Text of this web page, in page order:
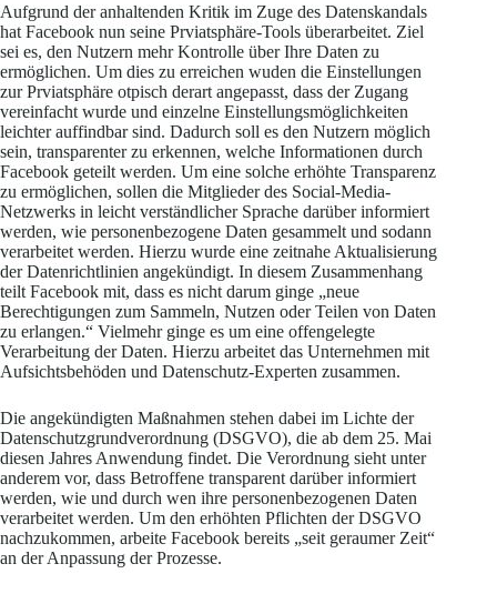
Aufgrund der anhaltenden Kritik im Zuge des Datenskandals
hat Facebook nun seine Prviatsphäre-Tools überarbeitet. Ziel
sei es, den Nutzern mehr Kontrolle über Ihre Daten zu
ermöglichen. Um dies zu erreichen wuden die Einstellungen
zur Prviatsphäre otpisch derart angepasst, dass der Zugang
vereinfacht wurde und einzelne Einstellungsmöglichkeiten
leichter auffindbar sind. Dadurch soll es den Nutzern möglich
sein, transparenter zu erkennen, welche Informationen durch
Facebook geteilt werden. Um eine solche erhöhte Transparenz
zu ermöglichen, sollen die Mitglieder des Social-Media-
Netzwerks in leicht verständlicher Sprache darüber informiert
werden, wie personenbezogene Daten gesammelt und sodann
verarbeitet werden. Hierzu wurde eine zeitnahe Aktualisierung
der Datenrichtlinien angekündigt. In diesem Zusammenhang
teilt Facebook mit, dass es nicht darum ginge „neue
Berechtigungen zum Sammeln, Nutzen oder Teilen von Daten
zu erlangen.“ Vielmehr ginge es um eine offengelegte
Verarbeitung der Daten. Hierzu arbeitet das Unternehmen mit
Aufsichtsbehöden und Datenschutz-Experten zusammen.
Die angekündigten Maßnahmen stehen dabei im Lichte der
Datenschutzgrundverordnung (DSGVO), die ab dem 25. Mai
diesen Jahres Anwendung findet. Die Verordnung sieht unter
anderem vor, dass Betroffene transparent darüber informiert
werden, wie und durch wen ihre personenbezogenen Daten
verarbeitet werden. Um den erhöhten Pflichten der DSGVO
nachzukommen, arbeite Facebook bereits „seit geraumer Zeit“
an der Anpassung der Prozesse.